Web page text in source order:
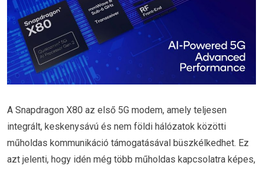
A Snapdragon X80 az első 5G modem, amely teljesen
integrált, keskenysávú és nem földi hálózatok közötti
műholdas kommunikáció támogatásával büszkélkedhet. Ez
azt jelenti, hogy idén még több műholdas kapcsolatra képes,